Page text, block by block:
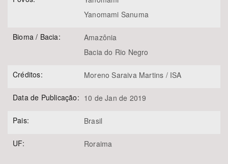
Yanomami Sanuma
Bioma / Bacia:
Amazônia
Bacia do Rio Negro
Créditos: Moreno Saraiva Martins / ISA
Data de Publicação: 10 de Jan de 2019
Pais: Brasil
UF: Roraima